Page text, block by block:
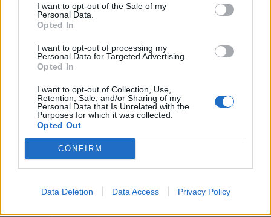
I want to opt-out of the Sale of my
Personal Data.
Opted In
I want to opt-out of processing my
Personal Data for Targeted Advertising.
Opted In
I want to opt-out of Collection, Use,
Retention, Sale, and/or Sharing of my
Personal Data that Is Unrelated with the
Purposes for which it was collected.
Opted Out
CONFIRM
Data Deletion Data Access Privacy Policy
Σχετικά Άρθρα